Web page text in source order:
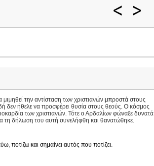
< >
την αντίσταση των χριστιανών μπροστά στους
δεν ήθελε να προσφέρει θυσία στους θεούς. Ο κόσμος
των χριστιανών. Τότε ο Αρδαλίων φώναξε δυνατά
τη δήλωση του αυτή συνελήφθη και θανατώθηκε.
ποτίζω και σημαίνει αυτός που ποτίζει.